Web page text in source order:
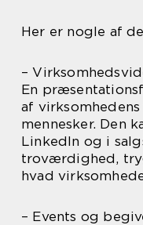
Her er nogle af
–
En
af
mennesker. Den
LinkedIn og i
troværdighed,
hvad
– Events og